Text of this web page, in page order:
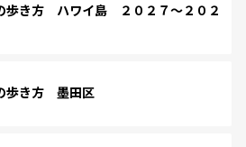
歩き方 ハワイ島 ２０２７～２０２
歩き方 墨田区